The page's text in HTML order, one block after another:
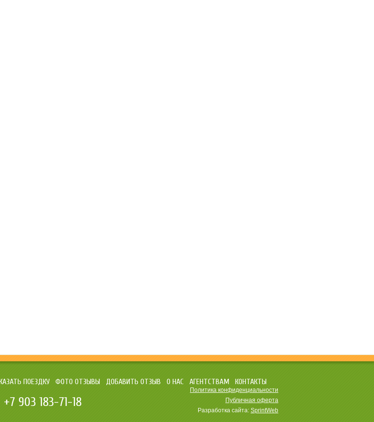
ПОЕЗДКУ ФОТО ОТЗЫВЫ ДОБАВИТЬ ОТЗЫВ О НАС АГЕНТСТВАМ КОНТАКТЫ
Политика конфиденциальности
Публичная оферта
Разработка сайта: SprintWeb
+7 903 183-71-18